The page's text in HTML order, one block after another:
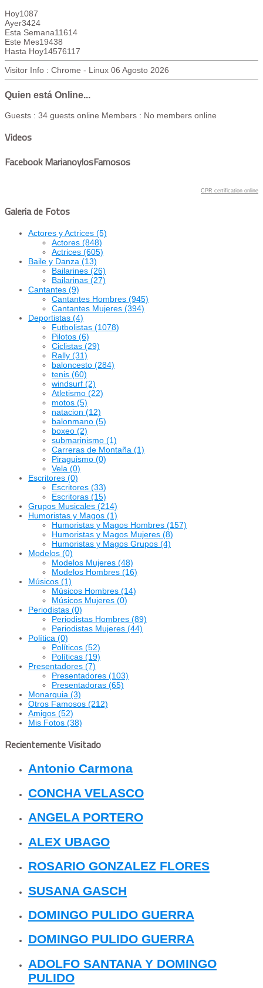
Hoy1087
Ayer3424
Esta Semana11614
Este Mes19438
Hasta Hoy14576117
Visitor Info : Chrome - Linux 06 Agosto 2026
Quien está Online...
Guests : 34 guests online Members : No members online
Videos
Facebook MarianoylosFamosos
CPR certification online
Galeria de Fotos
Actores y Actrices (5)
Actores (848)
Actrices (605)
Baile y Danza (13)
Bailarines (26)
Bailarinas (27)
Cantantes (9)
Cantantes Hombres (945)
Cantantes Mujeres (394)
Deportistas (4)
Futbolistas (1078)
Pilotos (6)
Ciclistas (29)
Rally (31)
baloncesto (284)
tenis (60)
windsurf (2)
Atletismo (22)
motos (5)
natacion (12)
balonmano (5)
boxeo (2)
submarinismo (1)
Carreras de Montaña (1)
Piraguismo (0)
Vela (0)
Escritores (0)
Escritores (33)
Escritoras (15)
Grupos Musicales (214)
Humoristas y Magos (1)
Humoristas y Magos Hombres (157)
Humoristas y Magos Mujeres (8)
Humoristas y Magos Grupos (4)
Modelos (0)
Modelos Mujeres (48)
Modelos Hombres (16)
Músicos (1)
Músicos Hombres (14)
Músicos Mujeres (0)
Periodistas (0)
Periodistas Hombres (89)
Periodistas Mujeres (44)
Política (0)
Políticos (52)
Políticas (19)
Presentadores (7)
Presentadores (103)
Presentadoras (65)
Monarquia (3)
Otros Famosos (212)
Amigos (52)
Mis Fotos (38)
Recientemente Visitado
Antonio Carmona
CONCHA VELASCO
ANGELA PORTERO
ALEX UBAGO
ROSARIO GONZALEZ FLORES
SUSANA GASCH
DOMINGO PULIDO GUERRA
DOMINGO PULIDO GUERRA
ADOLFO SANTANA Y DOMINGO
PULIDO